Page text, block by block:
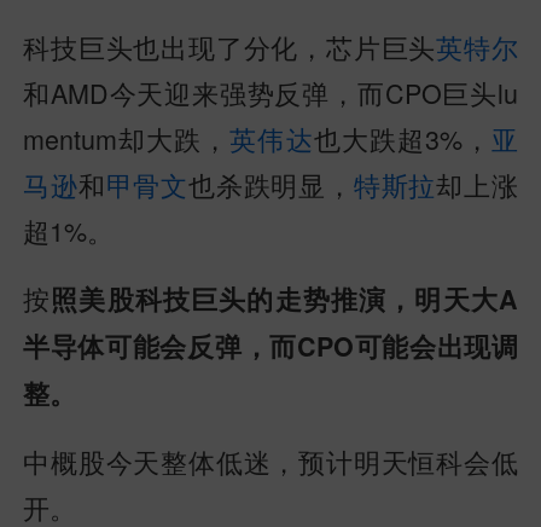
科技巨头也出现了分化，芯片巨头英特尔
和AMD今天迎来强势反弹，而CPO巨头lu
mentum却大跌，英伟达也大跌超3%， 亚
马逊和甲骨文也杀跌明显， 特斯拉却上涨
超1%。
按照美股科技巨头的走势推演，明天大A
半导体可能会反弹，而CPO可能会出现调
整。
中概股今天整体低迷，预计明天恒科会低
开。